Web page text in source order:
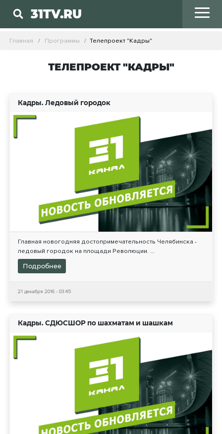
31TV.RU
Главная Программы Телепроект "Кадры"
ТЕЛЕПРОЕКТ "КАДРЫ"
Кадры. Ледовый городок
Главная новогодняя достопримечательность Челябинска -
ледовый городок на площади Революции. ...
Подробнее
21 декабря 2016 - 03:45
Кадры. СДЮСШОР по шахматам и шашкам